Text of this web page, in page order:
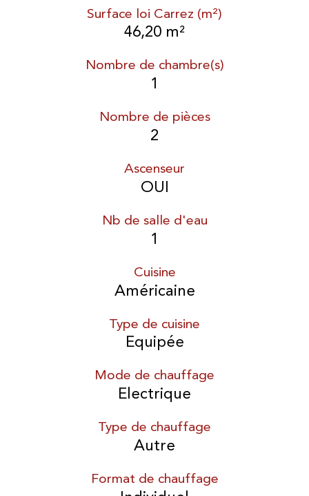
Surface loi Carrez (m²)
46,20 m²
Nombre de chambre(s)
1
Nombre de pièces
2
Ascenseur
OUI
Nb de salle d'eau
1
Cuisine
Américaine
Type de cuisine
Equipée
Mode de chauffage
Electrique
Type de chauffage
Autre
Format de chauffage